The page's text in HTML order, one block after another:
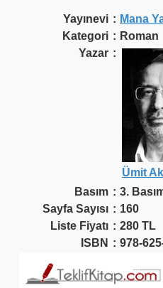
Yayınevi : Mana
Kategori : Roman
Yazar :
Ümit
Basım : 3.
Sayfa Sayısı : 160
Liste Fiyatı : 280 TL
ISBN : 978-